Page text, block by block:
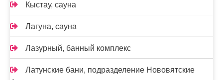
Кыстау, сауна
Лагуна, сауна
Лазурный, банный комплекс
Латунские бани, подразделение Нововятские